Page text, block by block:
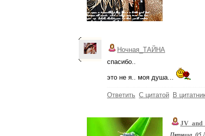
Ночная_ТАЙНА
спасибо..
это не я.. моя душа...
Ответить С цитатой В
Пятница, 05